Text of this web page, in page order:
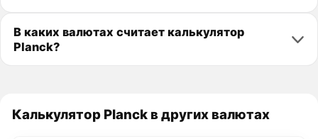
В каких валютах считает калькулятор
Planck?
Калькулятор Planck в других валютах